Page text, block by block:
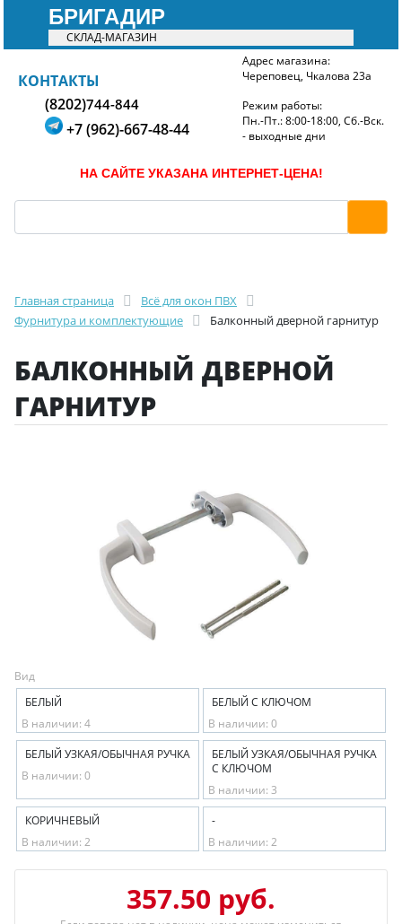
БРИГАДИР
СКЛАД-МАГАЗИН
БРИГАДИР
КОНТАКТЫ
(8202)744-844
+7 (962)-667-48-44
Адрес магазина:
Череповец, Чкалова 23а
Режим работы:
Пн.-Пт.: 8:00-18:00, Сб.-Вск.
- выходные дни
НА САЙТЕ УКАЗАНА ИНТЕРНЕТ-ЦЕНА!
Главная страница
Всё для окон ПВХ
Фурнитура и комплектующие
Балконный дверной гарнитур
БАЛКОННЫЙ ДВЕРНОЙ
ГАРНИТУР
Вид
БЕЛЫЙ
В наличии: 4
БЕЛЫЙ С КЛЮЧОМ
В наличии: 0
БЕЛЫЙ УЗКАЯ/ОБЫЧНАЯ РУЧКА
В наличии: 0
БЕЛЫЙ УЗКАЯ/ОБЫЧНАЯ РУЧКА
С КЛЮЧОМ
В наличии: 3
КОРИЧНЕВЫЙ
В наличии: 2
-
В наличии: 2
357.50 руб.